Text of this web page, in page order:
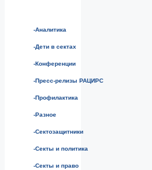
-Аналитика
-Дети в сектах
-Конференции
-Пресс-релизы РАЦИРС
-Профилактика
-Разное
-Сектозащитники
-Секты и политика
-Секты и право